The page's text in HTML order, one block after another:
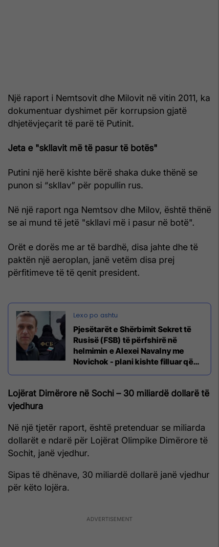
Një raport i Nemtsovit dhe Milovit në vitin 2011, ka
dokumentuar dyshimet për korrupsion gjatë
dhjetëvjeçarit të parë të Putinit.
Jeta e "skllavit më të pasur të botës"
Putini një herë kishte bërë shaka duke thënë se
punon si “skllav” për popullin rus.
Në një raport nga Nemtsov dhe Milov, është thënë
se ai mund të jetë "skllavi më i pasur në botë".
Orët e dorës me ar të bardhë, disa jahte dhe të
paktën një aeroplan, janë vetëm disa prej
përfitimeve të të qenit president.
Pjesëtarët e Shërbimit Sekret të
Rusisë (FSB) të përfshirë në
helmimin e Alexei Navalny me
Novichok - plani kishte filluar që
nga viti 2017
Lojërat Dimërore në Sochi – 30 miliardë dollarë të
vjedhura
Në një tjetër raport, është pretenduar se miliarda
dollarët e ndarë për Lojërat Olimpike Dimërore të
Sochit, janë vjedhur.
Sipas të dhënave, 30 miliardë dollarë janë vjedhur
për këto lojëra.